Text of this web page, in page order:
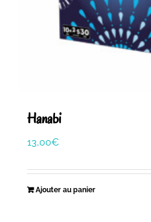
Hanabi
13,00€
Ajouter au panier